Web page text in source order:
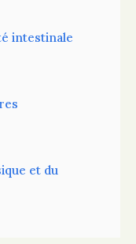
intestinale
et du